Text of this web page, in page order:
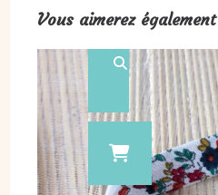
Vous aimerez également